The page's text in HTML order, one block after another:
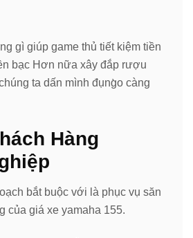
gì giúp game thủ tiết kiệm tiền
bạc Hơn nữa xây đắp rượu
ta dấn mình đụng̀o càng
Hàng
bắt buộc với là phục vụ săn
của giá xe yamaha 155.